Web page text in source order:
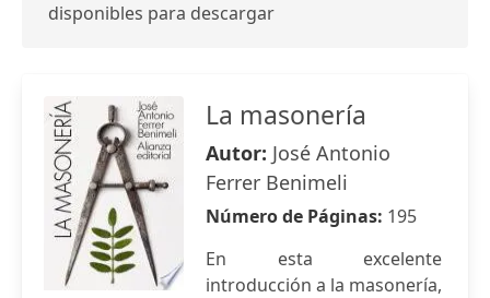
disponibles para descargar
La masonería
Autor: José Antonio
Ferrer Benimeli
Número de Páginas: 195
En esta excelente
introducción a la masonería,